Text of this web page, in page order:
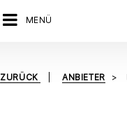
MENÜ
ZURÜCK ANBIETER